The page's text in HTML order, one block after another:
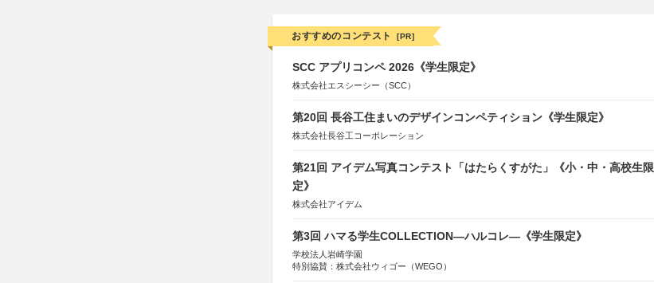
おすすめのコンテスト [PR]
SCC アプリコンペ 2026《学生限定》
株式会社エスシーシー（SCC）
第20回 長谷工住まいのデザインコンペティション《学生限定》
株式会社長谷工コーポレーション
第21回 アイデム写真コンテスト「はたらくすがた」《小・中・高校生限
定》
株式会社アイデム
第3回 ハマる学生COLLECTION―ハルコレ―《学生限定》
学校法人岩崎学園
特別協賛：株式会社ウィゴー（WEGO）